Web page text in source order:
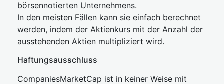
börsennotierten Unternehmens.
In den meisten Fällen kann sie einfach berechnet
werden, indem der Aktienkurs mit der Anzahl der
ausstehenden Aktien multipliziert wird.
Haftungsausschluss
CompaniesMarketCap ist in keiner Weise mit